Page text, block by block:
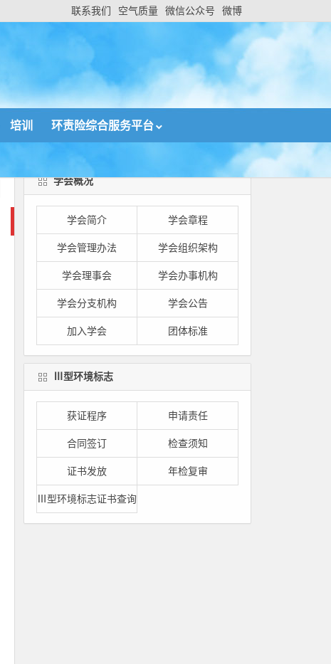
联系我们 空气质量 微信公众号 微博
培训 环责险综合服务平台
学会概况
学会简介 学会章程
学会管理办法 学会组织架构
学会理事会 学会办事机构
学会分支机构 学会公告
加入学会 团体标准
Ⅲ型环境标志
获证程序 申请责任
合同签订 检查须知
证书发放 年检复审
Ⅲ型环境标志证书查询